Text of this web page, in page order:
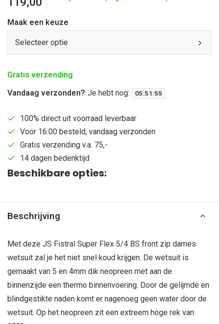
Maak een keuze
Selecteer optie
Gratis verzending
Vandaag verzonden? Je hebt nog: 05:51:55
100% direct uit voorraad leverbaar
Voor 16:00 besteld, vandaag verzonden
Gratis verzending v.a. 75,-
14 dagen bedenktijd
Beschikbare opties:
Beschrijving
Met deze JS Fistral Super Flex 5/4 BS front zip dames
wetsuit zal je het niet snel koud krijgen. De wetsuit is
gemaakt van 5 en 4mm dik neopreen met aan de
binnenzijde een thermo binnenvoering. Door de gelijmde en
blindgestikte naden komt er nagenoeg geen water door de
wetsuit. Op het neopreen zit een extreem hoge rek van